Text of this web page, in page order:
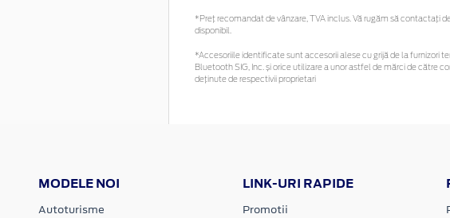
*Preţ recomandat de vânzare, TVA inclus. Vă rugăm să contactaţi
disponibil.
*Accesoriile identificate sunt accesorii alese cu grijă de la furnizori
Bluetooth SIG, Inc. și orice utilizare a unor astfel de mărci de către
deținute de respectivii proprietari
MODELE NOI
Autoturisme
LINK-URI RAPIDE
Promotii